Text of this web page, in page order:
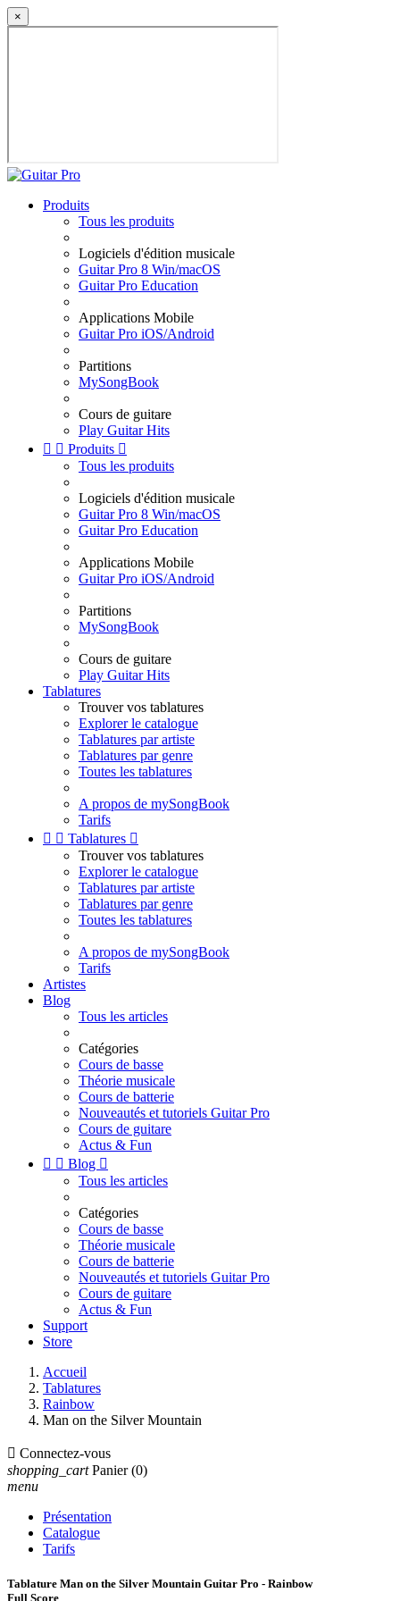
×
Produits
Tous les produits
Logiciels d'édition musicale
Guitar Pro 8 Win/macOS
Guitar Pro Education
Applications Mobile
Guitar Pro iOS/Android
Partitions
MySongBook
Cours de guitare
Play Guitar Hits
  Produits 
Tous les produits
Logiciels d'édition musicale
Guitar Pro 8 Win/macOS
Guitar Pro Education
Applications Mobile
Guitar Pro iOS/Android
Partitions
MySongBook
Cours de guitare
Play Guitar Hits
Tablatures
Trouver vos tablatures
Explorer le catalogue
Tablatures par artiste
Tablatures par genre
Toutes les tablatures
A propos de mySongBook
Tarifs
  Tablatures 
Trouver vos tablatures
Explorer le catalogue
Tablatures par artiste
Tablatures par genre
Toutes les tablatures
A propos de mySongBook
Tarifs
Artistes
Blog
Tous les articles
Catégories
Cours de basse
Théorie musicale
Cours de batterie
Nouveautés et tutoriels Guitar Pro
Cours de guitare
Actus & Fun
  Blog 
Tous les articles
Catégories
Cours de basse
Théorie musicale
Cours de batterie
Nouveautés et tutoriels Guitar Pro
Cours de guitare
Actus & Fun
Support
Store
Accueil
Tablatures
Rainbow
Man on the Silver Mountain
 Connectez-vous
shopping_cart Panier (0)
menu
Présentation
Catalogue
Tarifs
Tablature Man on the Silver Mountain Guitar Pro - Rainbow
Full Score